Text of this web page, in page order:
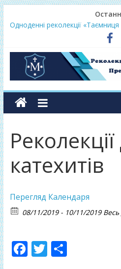
Одноденні реколекції
Lectio Divina – єв.Матея 2026
Нове життя в Христі – осінь 2026
Фундамент у вересні 2026
катехитів
Перегляд Календаря
08/11/2019 - 10/11/2019 Весь
F T П